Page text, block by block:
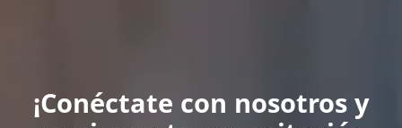
¡Conéctate con nosotros y